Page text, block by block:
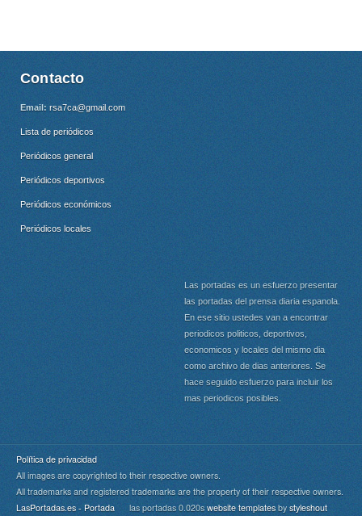
Contacto
Email: rsa7ca@gmail.com
Lista de periódicos
Periódicos general
Periódicos deportivos
Periódicos económicos
Periódicos locales
Las portadas es un esfuerzo presentar
las portadas del prensa diaria espanola.
En ese sitio ustedes van a encontrar
periodicos politicos, deportivos,
economicos y locales del mismo dia
como archivo de dias anteriores. Se
hace seguido esfuerzo para incluir los
mas periodicos posibles.
Política de privacidad
All images are copyrighted to their respective owners.
All trademarks and registered trademarks are the property of their respective owners.
LasPortadas.es - Portada las portadas 0.020s website templates by styleshout